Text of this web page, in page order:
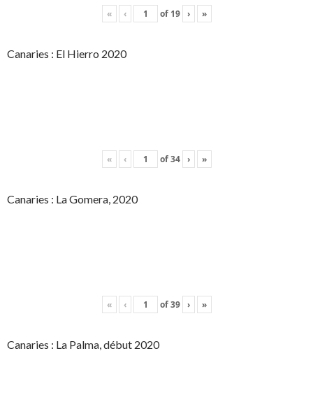
« ‹ of 19 › »
Canaries : El Hierro 2020
« ‹ of34 › »
Canaries : La Gomera, 2020
« ‹ of39 › »
Canaries : La Palma, début 2020